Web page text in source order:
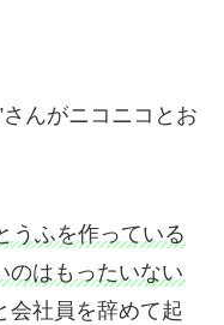
んがニコニコとお
うふを作っている
のはもったいない
会社員を辞めて起